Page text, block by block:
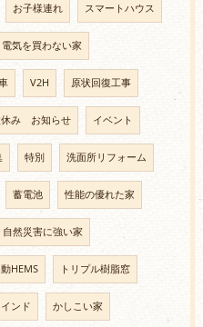
お子様連れ スマートハウス
電気を買わない家
V2H 原状回復工事
み お知らせ イベント
特別 洗面所リフォーム
蓄電池 性能の優れた家
自然災害に強い家
HEMS トリプル樹脂窓
ンド かしこい家